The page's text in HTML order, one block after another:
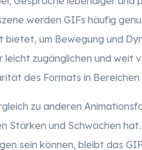
werden GIFs häufig
bietet, um Bewegung und
leicht zugänglichen und weit
des Formats in
zu anderen
Stärken und Schwächen
sein können, bleibt das